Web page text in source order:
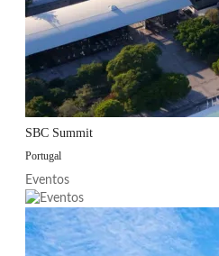
SBC Summit
Portugal
Eventos